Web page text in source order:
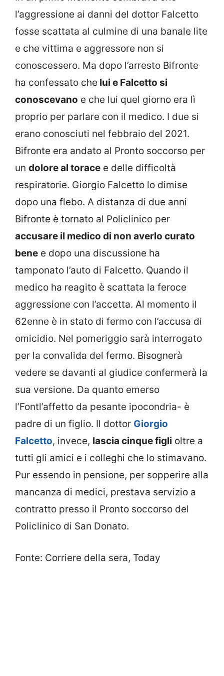
l’aggressione ai danni del dottor Falcetto
fosse scattata al culmine di una banale lite
e che vittima e aggressore non si
conoscessero. Ma dopo l’arresto Bifronte
ha confessato che lui e Falcetto si
conoscevano e che lui quel giorno era lì
proprio per parlare con il medico. I due si
erano conosciuti nel febbraio del 2021.
Bifronte era andato al Pronto soccorso per
un dolore al torace e delle difficoltà
respiratorie. Giorgio Falcetto lo dimise
dopo una flebo. A distanza di due anni
Bifronte è tornato al Policlinico per
accusare il medico di non averlo curato
bene e dopo una discussione ha
tamponato l’auto di Falcetto. Quando il
medico ha reagito è scattata la feroce
aggressione con l’accetta. Al momento il
62enne è in stato di fermo con l’accusa di
omicidio. Nel pomeriggio sarà interrogato
per la convalida del fermo. Bisognerà
vedere se davanti al giudice confermerà la
sua versione. Da quanto emerso
l’Fontl’affetto da pesante ipocondria- è
padre di un figlio. Il dottor Giorgio
Falcetto, invece, lascia cinque figli oltre a
tutti gli amici e i colleghi che lo stimavano.
Pur essendo in pensione, per sopperire alla
mancanza di medici, prestava servizio a
contratto presso il Pronto soccorso del
Policlinico di San Donato.
Fonte: Corriere della sera, Today